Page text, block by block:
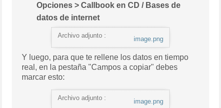
Opciones > Callbook en CD / Bases de
datos de internet
Archivo adjunto : image.png
Y luego, para que te rellene los datos en tiempo
real, en la pestaña "Campos a copiar" debes
marcar esto:
Archivo adjunto : image.png